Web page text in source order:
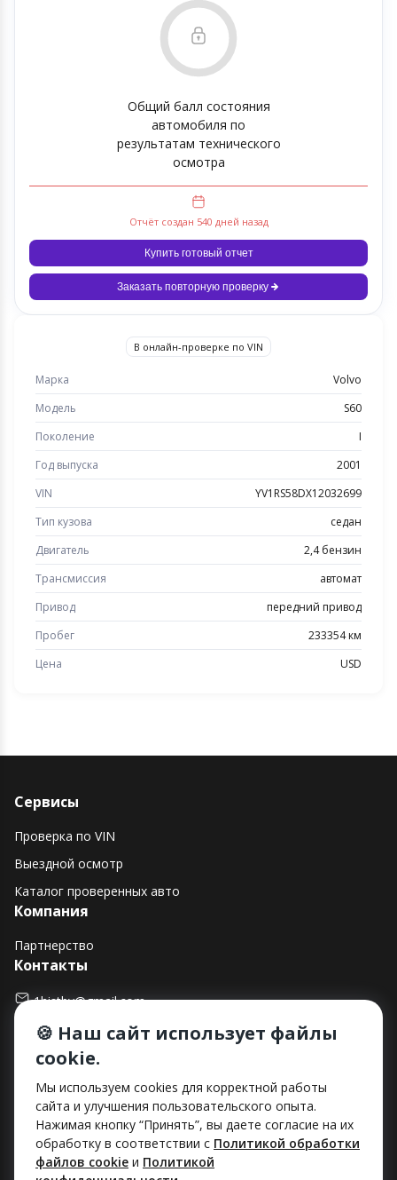
Общий балл состояния
автомобиля по
результатам технического
осмотра
Отчёт создан 540 дней назад
Купить готовый отчет
Заказать повторную проверку
В онлайн-проверке по VIN
Марка
Volvo
Модель
S60
Поколение
I
Год выпуска
2001
VIN
YV1RS58DX12032699
Тип кузова
седан
Двигатель
2,4 бензин
Трансмиссия
автомат
Привод
передний привод
Пробег
233354 км
Цена
USD
Сервисы
Проверка по VIN
Выездной осмотр
Каталог проверенных авто
Компания
Партнерство
Контакты
1histby@gmail.com
+375 (29) 182-90-00
г. Минск, ул. Макаенка, д. 12Е, пом. 282
Способы оплаты
🍪 Наш сайт использует файлы
cookie.
Мы используем cookies для корректной работы
сайта и улучшения пользовательского опыта.
Нажимая кнопку “Принять”, вы даете согласие на их
обработку в соответствии с Политикой обработки
файлов cookie и Политикой